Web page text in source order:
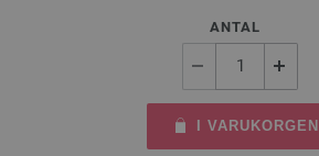
ANTAL
I VARUKORGEN